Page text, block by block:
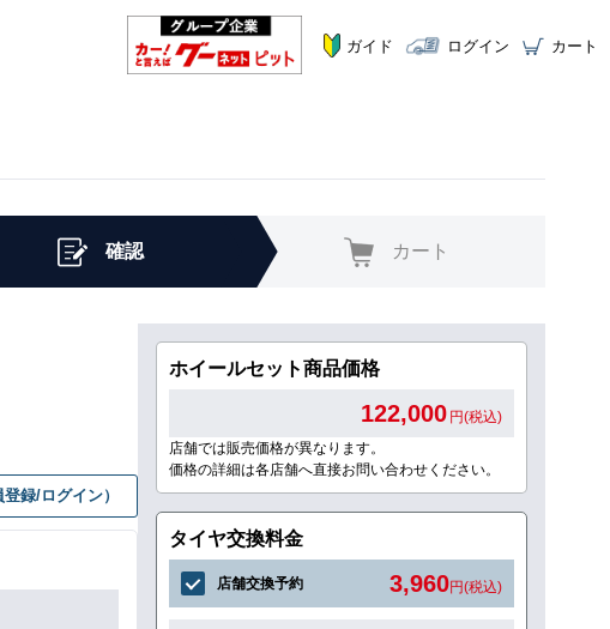
ガイド ログイン カート
確認 カート
録/ログイン）
ホイールセット商品価格
122,000 円(税込)
店舗では販売価格が異なります。
価格の詳細は各店舗へ直接お問い合わせください。
タイヤ交換料金
店舗交換予約 3,960円(税込)